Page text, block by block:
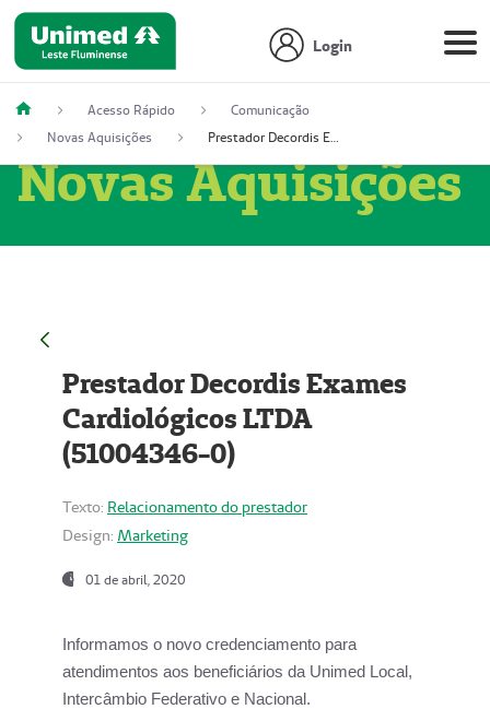
Login
Acesso Rápido
Comunicação
Novas Aquisições
Prestador Decordis Exames Cardiológicos LTDA (51004346-0)
Novas Aquisições
Prestador Decordis Exames
Cardiológicos LTDA
(51004346-0)
Texto: Relacionamento do prestador
Design: Marketing
01 de abril, 2020
Informamos o novo credenciamento para
atendimentos aos beneficiários da Unimed Local,
Intercâmbio Federativo e Nacional.